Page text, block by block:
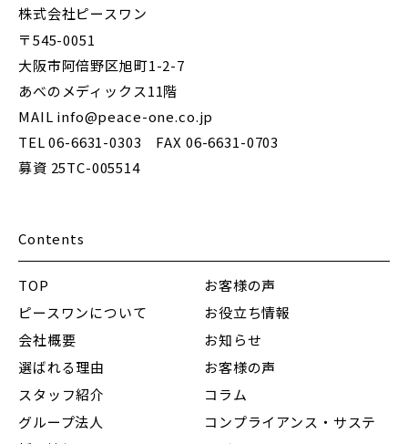
株式会社ピースワン
〒545-0051
大阪市阿倍野区旭町1-2-7
あべのメディックス11階
MAIL info@peace-one.co.jp
TEL 06-6631-0303 FAX 06-6631-0703
募資 25TC-005514
Contents
TOP
ピースワンについて
会社概要
選ばれる理由
スタッフ紹介
グループ法人
お客様の声
お役立ち情報
お知らせ
お客様の声
コラム
コンプライアンス・サステ